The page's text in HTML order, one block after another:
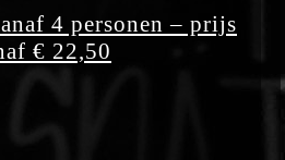
4 personen – prijs
€ 22,50